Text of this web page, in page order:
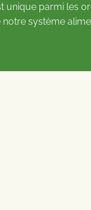
unique parmi les
système